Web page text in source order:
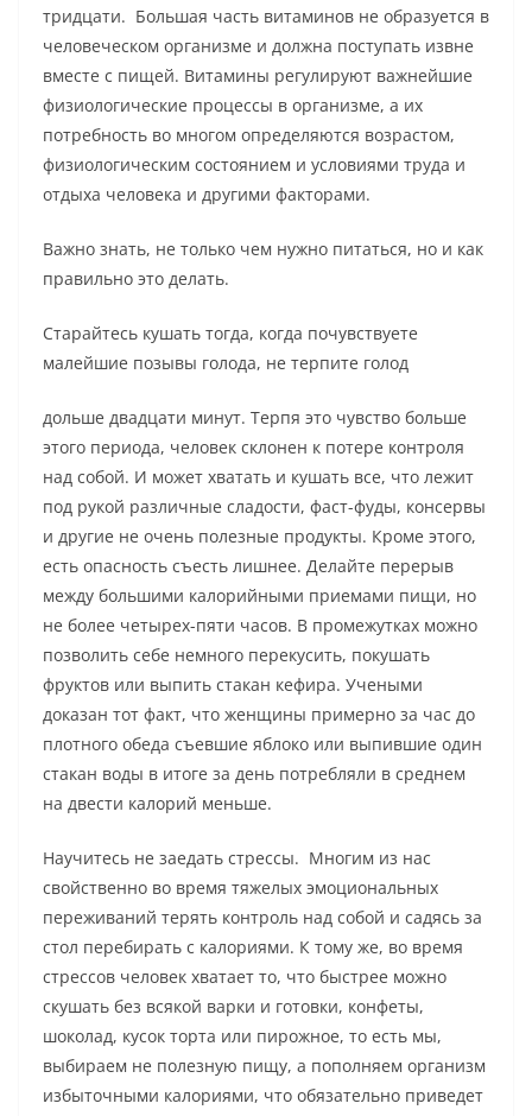
тридцати. Большая часть витаминов не образуется в
человеческом организме и должна поступать извне
вместе с пищей. Витамины регулируют важнейшие
физиологические процессы в организме, а их
потребность во многом определяются возрастом,
физиологическим состоянием и условиями труда и
отдыха человека и другими факторами.
Важно знать, не только чем нужно питаться, но и как
правильно это делать.
Старайтесь кушать тогда, когда почувствуете
малейшие позывы голода, не терпите голод
дольше двадцати минут. Терпя это чувство больше
этого периода, человек склонен к потере контроля
над собой. И может хватать и кушать все, что лежит
под рукой различные сладости, фаст-фуды, консервы
и другие не очень полезные продукты. Кроме этого,
есть опасность съесть лишнее. Делайте перерыв
между большими калорийными приемами пищи, но
не более четырех-пяти часов. В промежутках можно
позволить себе немного перекусить, покушать
фруктов или выпить стакан кефира. Учеными
доказан тот факт, что женщины примерно за час до
плотного обеда съевшие яблоко или выпившие один
стакан воды в итоге за день потребляли в среднем
на двести калорий меньше.
Научитесь не заедать стрессы. Многим из нас
свойственно во время тяжелых эмоциональных
переживаний терять контроль над собой и садясь за
стол перебирать с калориями. К тому же, во время
стрессов человек хватает то, что быстрее можно
скушать без всякой варки и готовки, конфеты,
шоколад, кусок торта или пирожное, то есть мы,
выбираем не полезную пищу, а пополняем организм
избыточными калориями, что обязательно приведет